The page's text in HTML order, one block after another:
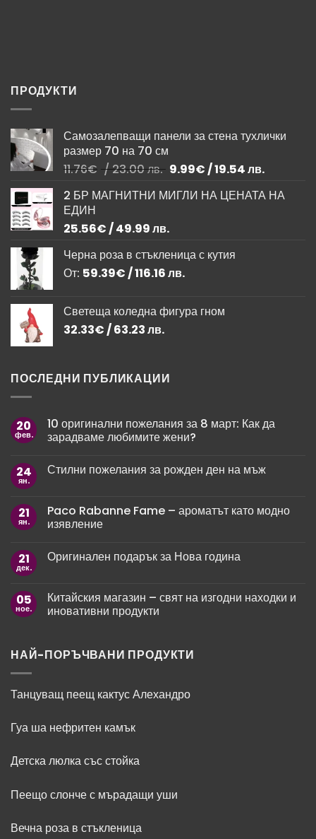
ПРОДУКТИ
Самозалепващи панели за стена тухлички
размер 70 на 70 см
11.76€ / 23.00 лв. Original
was:
/
9.99€/ 19.54 лв.Текущата
е:
2 БР МАГНИТНИ МИГЛИ НА ЦЕНАТА НА
ЕДИН
25.56€/ 49.99 лв.
Черна роза в стъкленица с кутия
От: 59.39€/ 116.16 лв.
Светеща коледна фигура гном
32.33€/ 63.23 лв.
ПОСЛЕДНИ ПУБЛИКАЦИИ
20
фев.
10 оригинални пожелания за 8 март: Как да
зарадваме любимите жени?
за
за
8
март:
зарадваме
любимите
24
ян.
Стилни пожелания за рожден ден на мъж
Стилни
пожелания
за
на
мъж
21
ян.
Paco Rabanne Fame – ароматът като модно
изявление
за
Paco
–
ароматът
като
21
дек.
Оригинален подарък за Нова година
Оригинален
подарък
за
05
ное.
Китайския магазин – свят на изгодни находки и
иновативни продукти
Китайския
магазин
изгодни
иновативни
продукти
НАЙ-ПОРЪЧВАНИ ПРОДУКТИ
Танцуващ пеещ кактус Алехандро
Гуа ша нефритен камък
Детска люлка със стойка
Пеещо слонче с мърадащи уши
Вечна роза в стъкленица